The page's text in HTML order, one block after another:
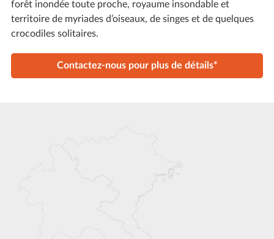
forêt inondée toute proche, royaume insondable et
territoire de myriades d’oiseaux, de singes et de quelques
crocodiles solitaires.
Contactez-nous pour plus de détails*